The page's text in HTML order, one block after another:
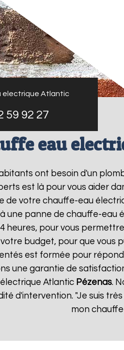
electrique Atlantic
59 92 27
eau
ont besoin d'un
est là pour vous aider
de votre chauffe-eau
une panne de chauffe-eau
heures, pour vous
budget, pour que vous
est formée pour
une garantie de
Atlantic Pézenas.
d'intervention. "Je suis
mon